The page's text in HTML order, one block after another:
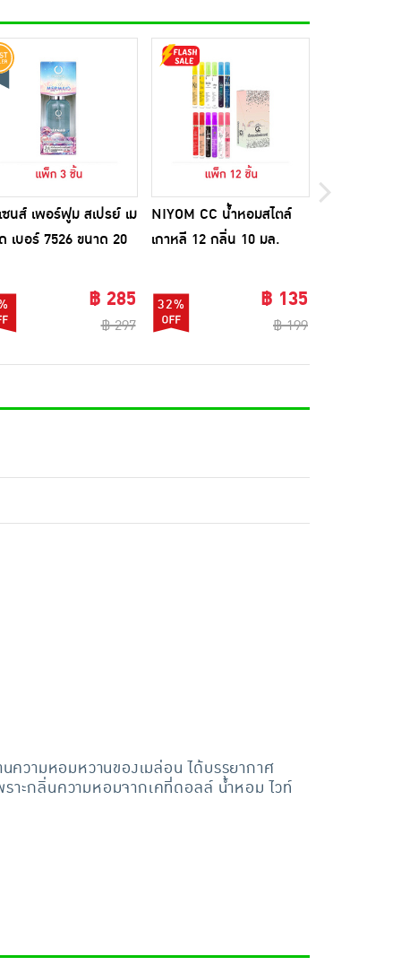
ซนส์ เพอร์ฟูม สเปรย์ เม
เบอร์ 7526 ขนาด 20
฿ 285
฿ 297
NIYOM CC น้ำหอมสไตล์
เกาหลี 12 กลิ่น 10 มล.
32% ฿ 135
฿ 199
วามหอมหวานของเมล่อน ได้บรรยากาศ
าะกลิ่นความหอมจากเคที่ดอลล์ น้ำหอม ไวท์